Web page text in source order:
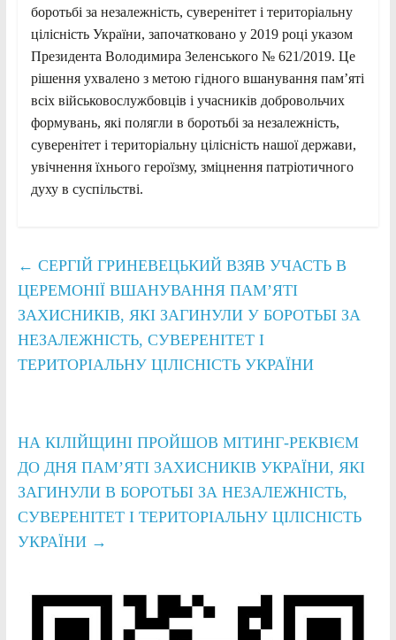
боротьбі за незалежність, суверенітет і територіальну
цілісність України, започатковано у 2019 році указом
Президента Володимира Зеленського № 621/2019. Це
рішення ухвалено з метою гідного вшанування пам’яті
всіх військовослужбовців і учасників добровольчих
формувань, які полягли в боротьбі за незалежність,
суверенітет і територіальну цілісність нашої держави,
увічнення їхнього героїзму, зміцнення патріотичного
духу в суспільстві.
← СЕРГІЙ ГРИНЕВЕЦЬКИЙ ВЗЯВ УЧАСТЬ В
ЦЕРЕМОНІЇ ВШАНУВАННЯ ПАМ’ЯТІ
ЗАХИСНИКІВ, ЯКІ ЗАГИНУЛИ У БОРОТЬБІ ЗА
НЕЗАЛЕЖНІСТЬ, СУВЕРЕНІТЕТ І
ТЕРИТОРІАЛЬНУ ЦІЛІСНІСТЬ УКРАЇНИ
НА КІЛІЙЩИНІ ПРОЙШОВ МІТИНГ-РЕКВІЄМ
ДО ДНЯ ПАМ’ЯТІ ЗАХИСНИКІВ УКРАЇНИ, ЯКІ
ЗАГИНУЛИ В БОРОТЬБІ ЗА НЕЗАЛЕЖНІСТЬ,
СУВЕРЕНІТЕТ І ТЕРИТОРІАЛЬНУ ЦІЛІСНІСТЬ
УКРАЇНИ →